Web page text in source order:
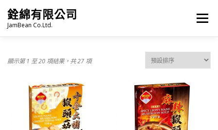
銓綿有限公司
JamBean Co.Ltd.
選單
珍珠奶茶 烘焙 冷凍食品 火鍋類
語言: PRODUCT CATALOGUE
顯示第 1 至 20 項結果，共 27 項